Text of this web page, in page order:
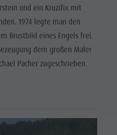
und ein Kruzifix mit
1974 legte man den
Brustbild eines Engels frei.
dem großen Maler
Pacher zugeschrieben.